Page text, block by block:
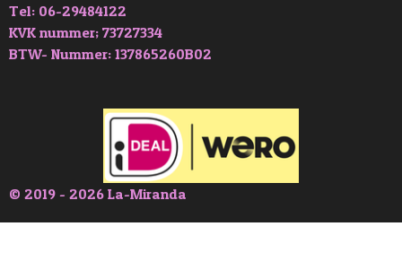
Tel: 06-29484122
KVK nummer; 73727334
BTW- Nummer: 137865260B02
© 2019 - 2026 La-Miranda